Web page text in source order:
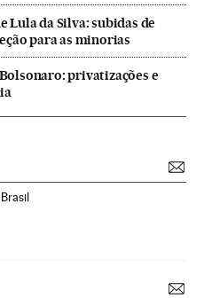
Lula da Silva: subidas de
para as minorias
privatizações e